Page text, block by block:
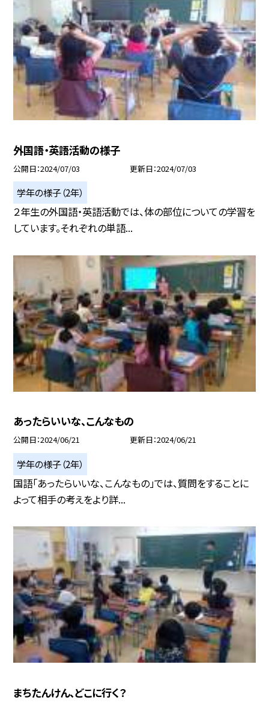
外国語・英語活動の様子
公開日 2024/07/03 更新日 2024/07/03
学年の様子（2年）
２年生の外国語・英語活動では、体の部位についての学習を
しています。それぞれの単語...
あったらいいな、こんなもの
公開日 2024/06/21 更新日 2024/06/21
学年の様子（2年）
国語「あったらいいな、こんなもの」では、質問をすることに
よって相手の考えをより詳...
まちたんけん、どこに行く？